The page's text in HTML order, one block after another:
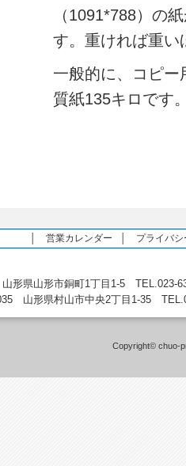
（1091*788）の
す。 重ければ重
一般的に、コピ
質紙135キロです
営業カレンダー プライバ
県山形市銅町1丁目1-5 TEL.023-
山形県村山市中央2丁目1-35
Copyright© chuo-